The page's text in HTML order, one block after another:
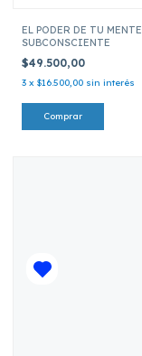
EL PODER DE TU MENTE
SUBCONSCIENTE
$49.500,00
3 x $16.500,00 sin interés